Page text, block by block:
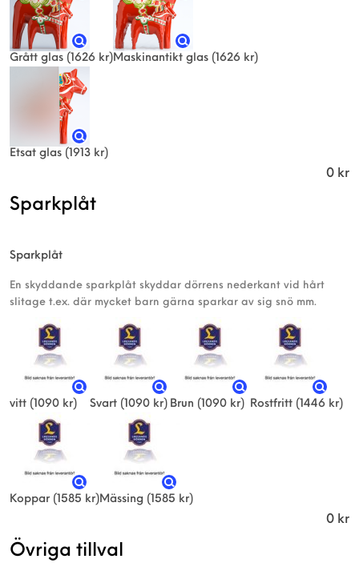
Grått glas (1626 kr)Maskinantikt glas (1626 kr)
Etsat glas (1913 kr)
0 kr
Sparkplåt
Sparkplåt
En skyddande sparkplåt skyddar dörrens nederkant vid hårt
slitage t.ex. där mycket barn gärna sparkar av sig snö mm.
vitt (1090 kr) Svart (1090 kr) Brun (1090 kr) Rostfritt (1446 kr)
Koppar(1585 kr)Mässing (1585 kr)
0 kr
Övriga tillval